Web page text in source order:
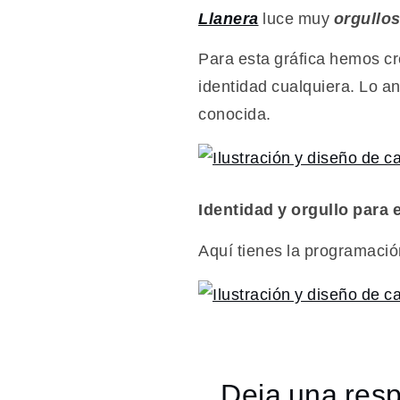
Llanera luce muy
Para esta gráfica hemos
identidad cualquiera. Lo
conocida.
Identidad y orgullo para
Aquí tienes la